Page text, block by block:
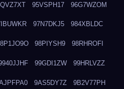
95VSPH17 96G7WZOM
97N7DKJ5 984XBLDC
98PIYSH9 98RHROFI
99GDI1ZW 99HRLVZZ
9AS5DY7Z 9B2V77PH